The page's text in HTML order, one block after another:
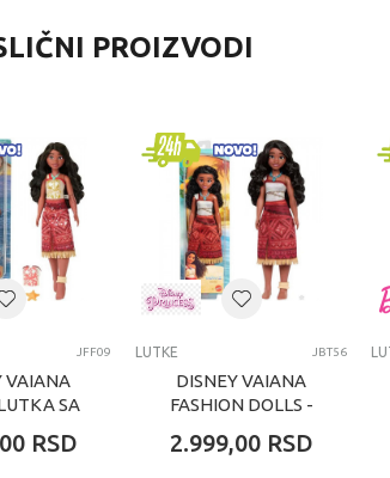
godina
PROIZVODI
JFF09
VAIANA
SA
RSD
LUTKE JBT56
DISNEY VAIANA
FASHION DOLLS -
2.999,00 RSD